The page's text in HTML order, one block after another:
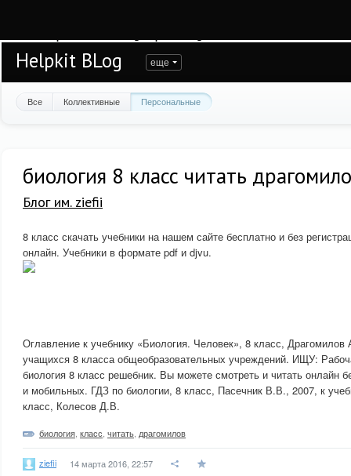
Helpkit BLog еще
Все Коллективные Персональные
биология 8 класс читать
Блог им. ziefii
8 класс скачать учебники на нашем сайте бесплатно и без
онлайн. Учебники в формате pdf и djvu.
Оглавление к учебнику «Биология. Человек», 8 класс,
учащихся 8 класса общеобразовательных учреждений. ИЩУ:
биология 8 класс решебник. Вы можете смотреть и читать онлайн
и мобильных. ГДЗ по биологии, 8 класс, Пасечник В.В., 2007, к
класс, Колесов Д.В.
биология класс читать драгомилов
ziefii 14 марта 2016, 22:57